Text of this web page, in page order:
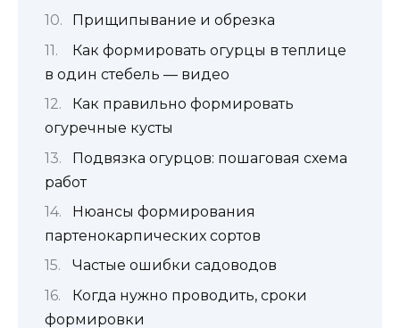
Прищипывание и обрезка
Как формировать огурцы в теплице
в один стебель — видео
Как правильно формировать
огуречные кусты
Подвязка огурцов: пошаговая схема
работ
Нюансы формирования
партенокарпических сортов
Частые ошибки садоводов
Когда нужно проводить, сроки
формировки